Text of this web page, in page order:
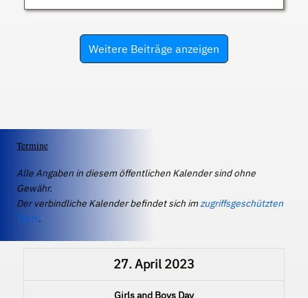
Weitere Beiträge anzeigen
Termine
Alle Angaben in diesem öffentlichen Kalender sind ohne
Gewähr.
Der verbindliche Kalender befindet sich imzugriffsgeschützten
IServ.
27. April 2023
Girls and Boys Day